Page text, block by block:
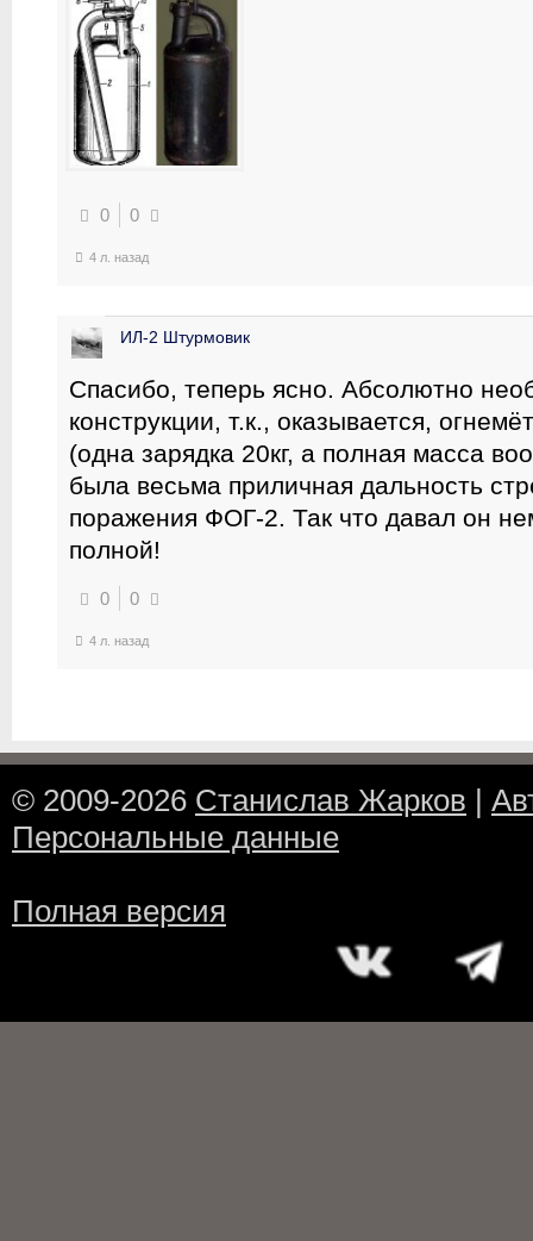
0 0
4 л. назад
ИЛ-2 Штурмовик
Спасибо, теперь ясно. Абсолютно
конструкции, т.к., оказывается,
(одна зарядка 20кг, а полная масса
была весьма приличная дальность
поражения ФОГ-2. Так что давал он
полной!
0 0
4 л. назад
© 2009-2026 Станислав Жарков |
Персональные данные
Полная версия